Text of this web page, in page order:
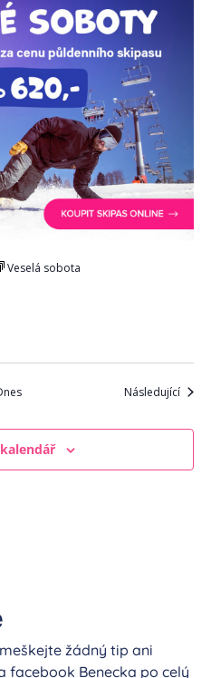
Veselá sobota
NásledujícíAkce
žádný tip ani
facebook Benecka po celý